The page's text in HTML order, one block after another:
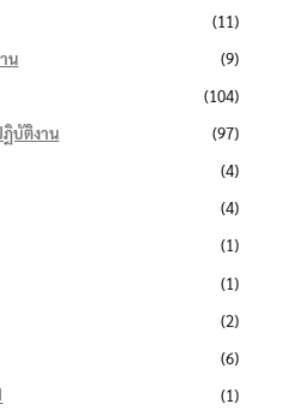
(11)
น
(9)
(104)
ฏิบัติงาน
(97)
(4)
(4)
(1)
(1)
(2)
(6)
(1)